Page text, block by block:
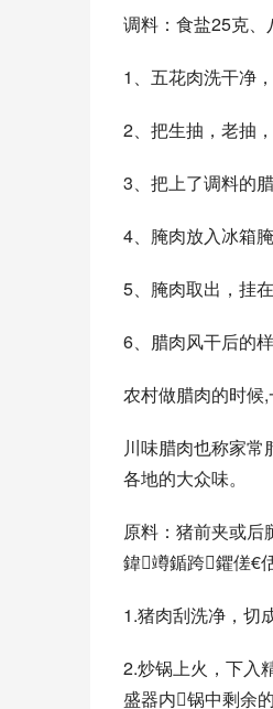
调料：食盐25克
1、五花肉洗干净
2、把生抽，老抽
3、把上了调料的
4、腌肉放入冰箱腌
5、腌肉取出，挂
6、腊肉风干后的
农村做腊肉的时候
川味腊肉也称家
各地的大众味。
原料：猪前夹或后
鍏竴鍎跨鑺傞€
1.猪肉刮洗净，切
2.炒锅上火，下入
盛器内锅中剩余